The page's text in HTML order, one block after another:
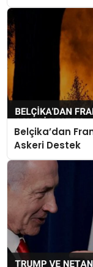
Belçika’dan
Askeri Destek